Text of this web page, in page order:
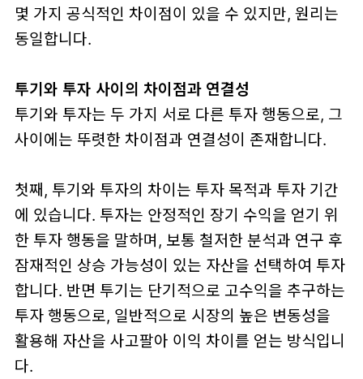
몇 가지 공식적인 차이점이 있을 수 있지만, 원리는
동일합니다.
투기와 투자 사이의 차이점과 연결성
투기와 투자는 두 가지 서로 다른 투자 행동으로, 그
사이에는 뚜렷한 차이점과 연결성이 존재합니다.
첫째, 투기와 투자의 차이는 투자 목적과 투자 기간
에 있습니다. 투자는 안정적인 장기 수익을 얻기 위
한 투자 행동을 말하며, 보통 철저한 분석과 연구 후
잠재적인 상승 가능성이 있는 자산을 선택하여 투자
합니다. 반면 투기는 단기적으로 고수익을 추구하는
투자 행동으로, 일반적으로 시장의 높은 변동성을
활용해 자산을 사고팔아 이익 차이를 얻는 방식입니
다.